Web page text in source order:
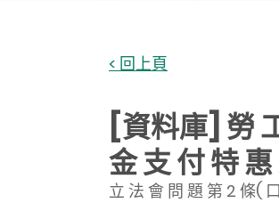
< 回上頁
[資料庫] 勞
金 支 付 特
立 法 會 問 題 第 2 條(